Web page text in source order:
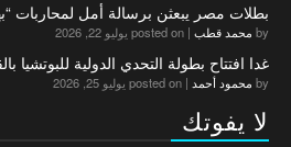
بطلات مصر يبعثن برسالة أمل لمحاربات
by محمد قطب | posted on يوليو 22, 2026
غدا افتتاح بطولة التحدي الدولية للبوتشيا
by محمود أحمد | posted on يوليو 25, 2026
لا يفوتك